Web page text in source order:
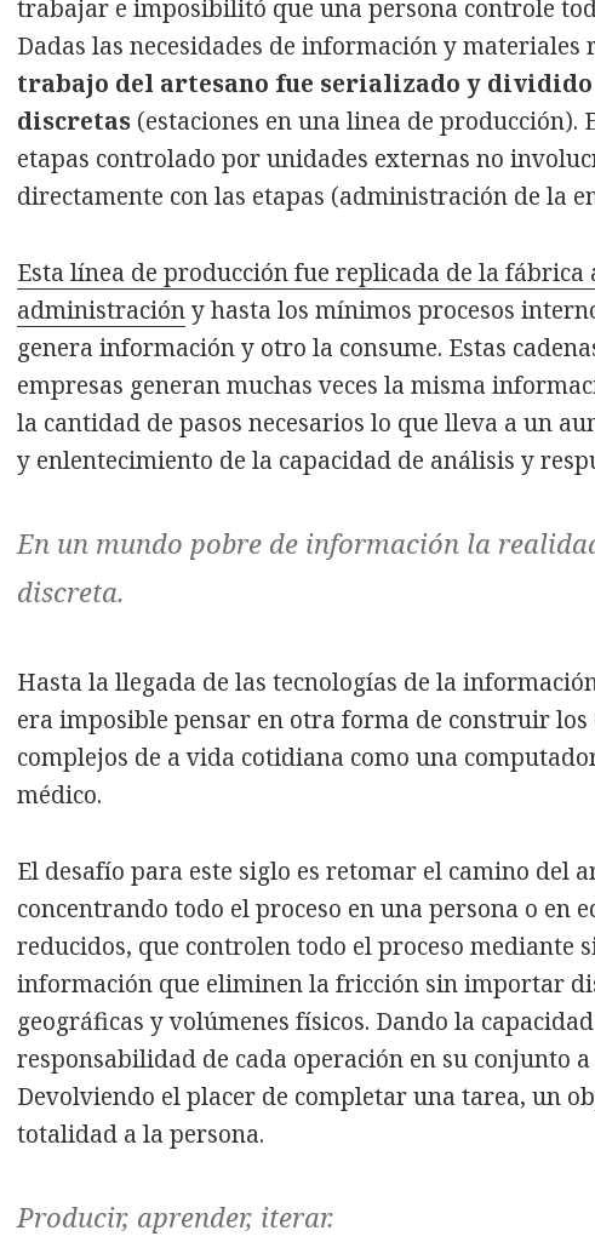
trabajar e imposibilitó que una persona controle
Dadas las necesidades de información y materiales
trabajo del artesano fue serializado y dividido
discretas (estaciones en una linea de producción).
etapas controlado por unidades externas no
directamente con las etapas (administración de la
Esta línea de producción fue replicada de la fábrica
administracióny hasta los mínimos procesos
genera información y otro la consume. Estas
empresas generan muchas veces la misma
la cantidad de pasos necesarios lo que lleva a un
y enlentecimiento de la capacidad de análisis y
En un mundo pobre de información la
discreta.
Hasta la llegada de las tecnologías de la
era imposible pensar en otra forma de construir los
complejos de a vida cotidiana como una
médico.
El desafío para este siglo es retomar el camino del
concentrando todo el proceso en una persona o en
reducidos, que controlen todo el proceso mediante
información que eliminen la fricción sin importar
geográficas y volúmenes físicos. Dando la
responsabilidad de cada operación en su conjunto a
Devolviendo el placer de completar una tarea, un
totalidad a la persona.
Producir, aprender, iterar.